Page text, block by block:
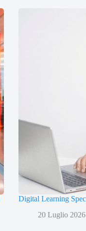
Digital Learning
20 Luglio 2026